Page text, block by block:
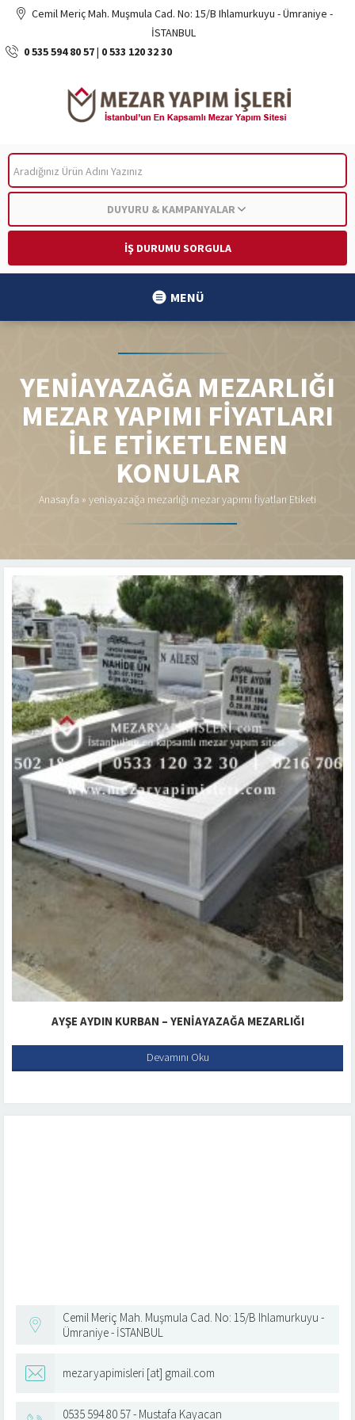
Cemil Meriç Mah. Muşmula Cad. No: 15/B Ihlamurkuyu - Ümraniye -
İSTANBUL
0 535 594 80 57| 0 533 120 32 30
DUYURU & KAMPANYALAR
İŞ DURUMU SORGULA
MENÜ
YENIAYAZAĞA MEZARLIĞI
MEZAR YAPIMI FIYATLARI
ILE ETIKETLENEN
KONULAR
Anasayfa » yeniayazağa mezarlığı mezar yapımı fiyatları Etiketi
AYŞE AYDIN KURBAN – YENIAYAZAĞA MEZARLIĞI
Devamını Oku
Cemil Meriç Mah. Muşmula Cad. No: 15/B Ihlamurkuyu -
Ümraniye - İSTANBUL
mezaryapimisleri [at] gmail.com
0535 594 80 57 - Mustafa Kayacan